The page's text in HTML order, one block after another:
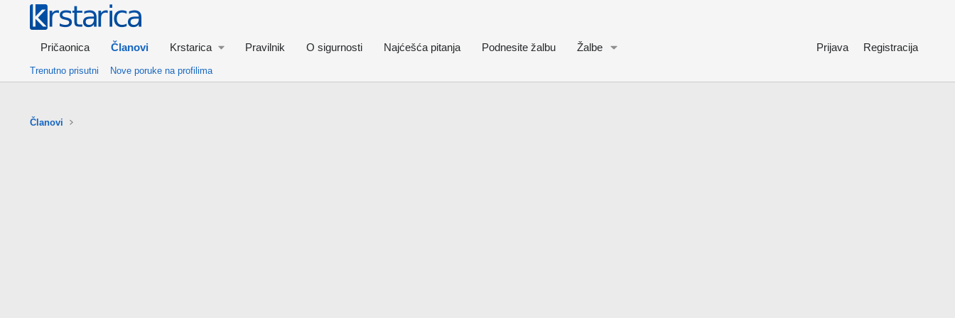
Pričaonica Članovi Krstarica Pravilnik O sigurnosti Najćešća pitanja Podnesite žalbu Žalbe Prijava Registracija
Trenutno prisutni Nove poruke na profilima
Članovi